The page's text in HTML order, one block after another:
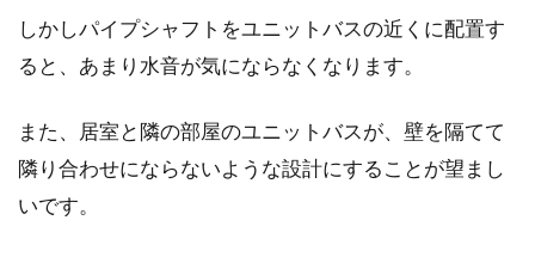
しかしパイプシャフトをユニットバスの近くに配置す
ると、あまり水音が気にならなくなります。
また、居室と隣の部屋のユニットバスが、壁を隔てて
隣り合わせにならないような設計にすることが望まし
いです。